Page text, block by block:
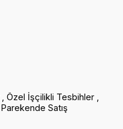
Özel İşçilikli Tesbihler
Parekende Satış